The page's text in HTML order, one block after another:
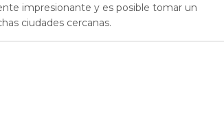
impresionante y es posible tomar un
ciudades cercanas.